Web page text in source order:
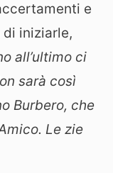
e
iniziarle,
all’ultimo ci
sarà così
Burbero, che
Le zie